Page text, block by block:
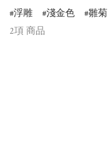
浮雕 淺金色 雛菊
2項 商品